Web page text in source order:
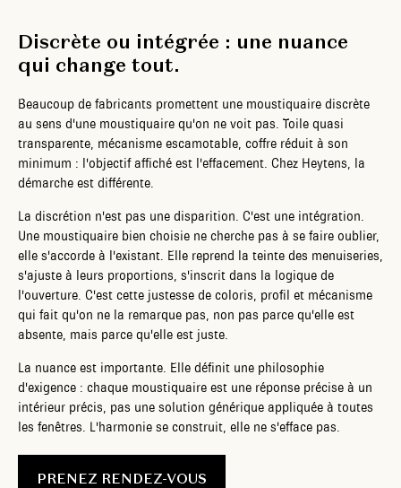
Discrète ou intégrée : une nuance
qui change tout.
Beaucoup de fabricants promettent une moustiquaire discrète
au sens d'une moustiquaire qu'on ne voit pas. Toile quasi
transparente, mécanisme escamotable, coffre réduit à son
minimum : l'objectif affiché est l'effacement. Chez Heytens, la
démarche est différente.
La discrétion n'est pas une disparition. C'est une intégration.
Une moustiquaire bien choisie ne cherche pas à se faire oublier,
elle s'accorde à l'existant. Elle reprend la teinte des menuiseries,
s'ajuste à leurs proportions, s'inscrit dans la logique de
l'ouverture. C'est cette justesse de coloris, profil et mécanisme
qui fait qu'on ne la remarque pas, non pas parce qu'elle est
absente, mais parce qu'elle est juste.
La nuance est importante. Elle définit une philosophie
d'exigence : chaque moustiquaire est une réponse précise à un
intérieur précis, pas une solution générique appliquée à toutes
les fenêtres. L'harmonie se construit, elle ne s'efface pas.
PRENEZ RENDEZ-VOUS